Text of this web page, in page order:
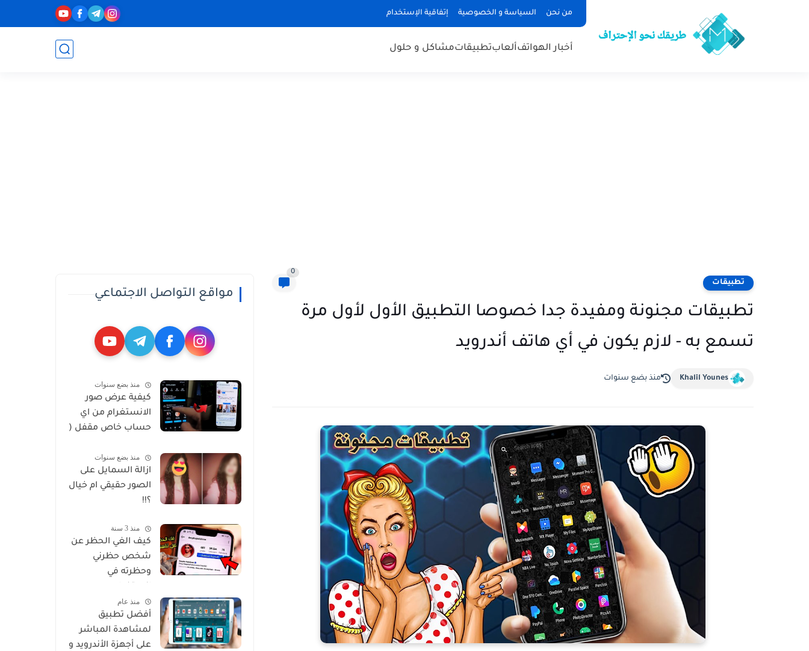
من نحن السياسة و الخصوصية إتفاقية الإستخدام
أخبار الهواتفألعابتطبيقاتمشاكل و حلول
تطبيقات
0
تطبيقات مجنونة ومفيدة جدا خصوصا التطبيق الأول لأول مرة
تسمع به - لازم يكون في أي هاتف أندرويد
Khalil Younes منذ بضع سنوات
مواقع التواصل الاجتماعي
منذ بضع سنوات
كيفية عرض صور
الانستغرام من اي
حساب خاص مقفل (
منذ بضع سنوات
ازالة السمايل على
الصور حقيقي ام خيال
؟!!
منذ 3 سنة
كيف الغي الحظر عن
شخص حظرني
وحظرته في
منذ عام
أفضل تطبيق
لمشاهدة المباشر
على أجهزة الأندرويد و